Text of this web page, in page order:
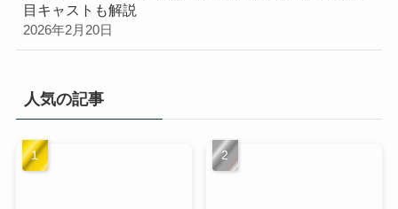
目キャストも解説
2026年2月20日
人気の記事